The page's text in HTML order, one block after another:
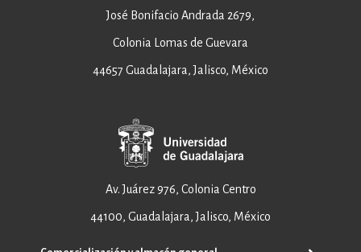
José Bonifacio Andrada 2679,
Colonia Lomas de Guevara
44657 Guadalajara, Jalisco, México
Av. Juárez 976, Colonia Centro
44100, Guadalajara, Jalisco, México